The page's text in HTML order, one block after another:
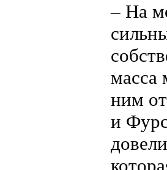
– На
масса
ним
и